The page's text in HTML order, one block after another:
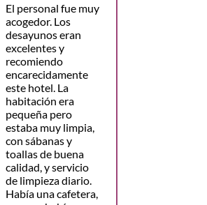
El personal fue muy
acogedor. Los
desayunos eran
excelentes y
recomiendo
encarecidamente
este hotel. La
habitación era
pequeña pero
estaba muy limpia,
con sábanas y
toallas de buena
calidad, y servicio
de limpieza diario.
Había una cafetera,